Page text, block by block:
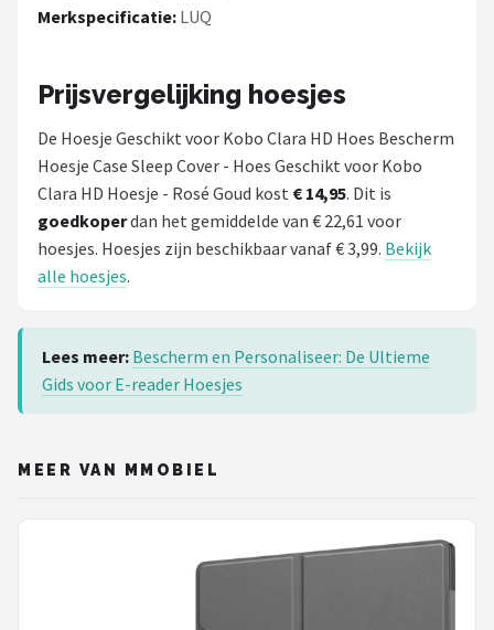
Merkspecificatie: LUQ
Prijsvergelijking hoesjes
De Hoesje Geschikt voor Kobo Clara HD Hoes Bescherm
Hoesje Case Sleep Cover - Hoes Geschikt voor Kobo
Clara HD Hoesje - Rosé Goud kost € 14,95. Dit is
goedkoperdan het gemiddelde van € 22,61 voor
hoesjes. Hoesjes zijn beschikbaar vanaf € 3,99. Bekijk
alle hoesjes.
Lees meer: Bescherm en Personaliseer: De Ultieme
Gids voor E-reader Hoesjes
MEER VAN MMOBIEL